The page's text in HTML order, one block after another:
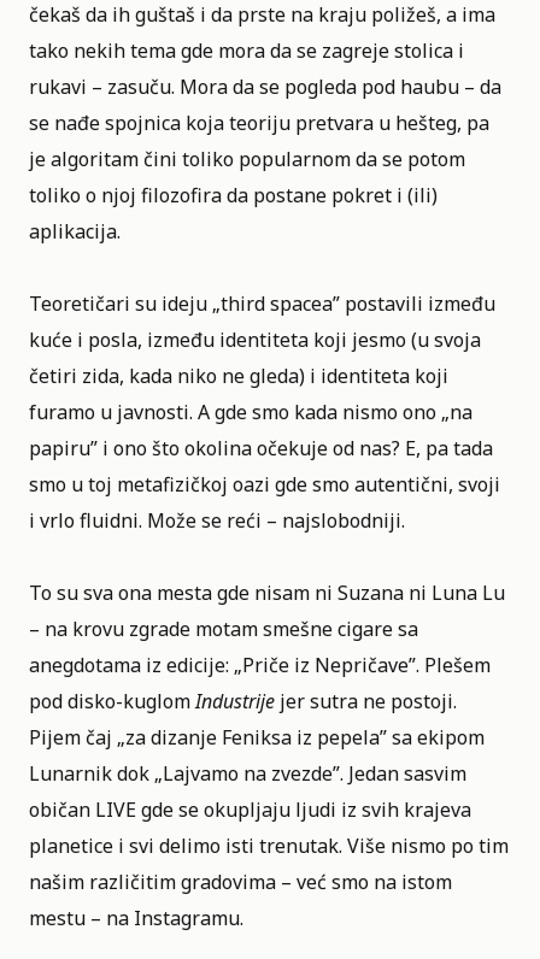
čekaš da ih guštaš i da prste na kraju poližeš, a ima
tako nekih tema gde mora da se zagreje stolica i
rukavi – zasuču. Mora da se pogleda pod haubu – da
se nađe spojnica koja teoriju pretvara u hešteg, pa
je algoritam čini toliko popularnom da se potom
toliko o njoj filozofira da postane pokret i (ili)
aplikacija.
Teoretičari su ideju „third spacea” postavili između
kuće i posla, između identiteta koji jesmo (u svoja
četiri zida, kada niko ne gleda) i identiteta koji
furamo u javnosti. A gde smo kada nismo ono „na
papiru” i ono što okolina očekuje od nas? E, pa tada
smo u toj metafizičkoj oazi gde smo autentični, svoji
i vrlo fluidni. Može se reći – najslobodniji.
To su sva ona mesta gde nisam ni Suzana ni Luna Lu
– na krovu zgrade motam smešne cigare sa
anegdotama iz edicije: „Priče iz Nepričave”. Plešem
pod disko-kuglomIndustrije jer sutra ne postoji.
Pijem čaj „za dizanje Feniksa iz pepela” sa ekipom
Lunarnik dok „Lajvamo na zvezde”. Jedan sasvim
običan LIVE gde se okupljaju ljudi iz svih krajeva
planetice i svi delimo isti trenutak. Više nismo po tim
našim različitim gradovima – već smo na istom
mestu – na Instagramu.